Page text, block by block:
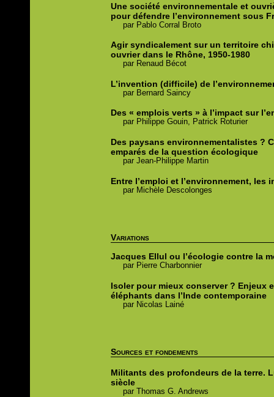
Une société environnementale et
pour défendre l’environnement sous
par Pablo Corral Broto
Agir syndicalement sur un territoire
ouvrier dans le Rhône, 1950-1980
par Renaud Bécot
L’invention (difficile) de
par Bernard Saincy
Des « emplois verts » à l’impact sur
par Philippe Gouin, Patrick Roturier
Des paysans environnementalistes ?
emparés de la question écologique
parJean-Philippe Martin
Entre l’emploi et l’environnement, les
par Michèle Descolonges
Variations
Jacques Ellul ou l’écologie contre la
par Pierre Charbonnier
Isoler pour mieux conserver ? Enjeux
éléphants dans l’Inde contemporaine
par Nicolas Lainé
Sources et fondements
Militants des profondeurs de la terre.
siècle
par Thomas G. Andrews